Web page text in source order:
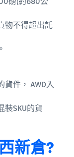
物不得超出託
件， AWD入
SKU的貨
新倉?